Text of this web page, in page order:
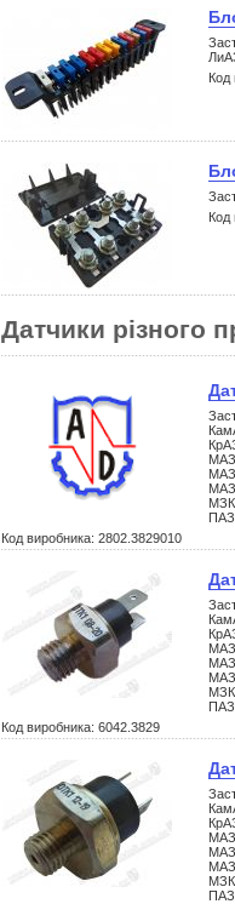
Код
Код
Датчики різного
Код виробника: 2802.3829010
Код виробника: 6042.3829